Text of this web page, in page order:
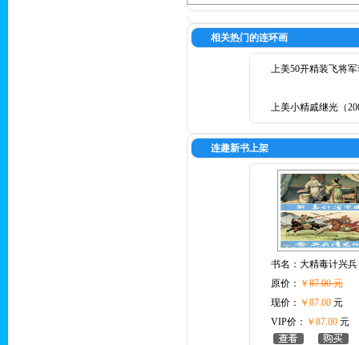
相关热门的连环画
上美50开精装飞将
上美小精戚继光（
连趣新书上架
书名： 大精毒计兴兵
原价： ￥ 87.00 元
现价： ￥87.00 元
VIP价： ￥87.00 元